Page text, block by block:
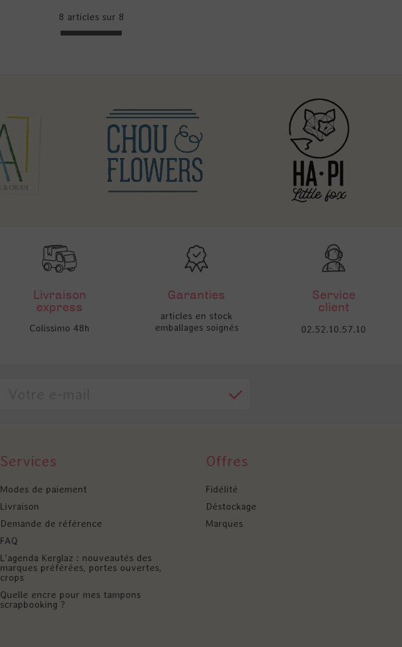
8 articles sur 8
Livraison
express
Colissimo 48h
Garanties
articles en stock
emballages soignés
Service
client
02.52.10.57.10
Services
Modes de paiement
Livraison
Demande de référence
FAQ
L'agenda Kerglaz : nouveautés des
marques préférées, portes ouvertes,
crops
Quelle encre pour mes tampons
scrapbooking ?
Offres
Fidélité
Déstockage
Marques